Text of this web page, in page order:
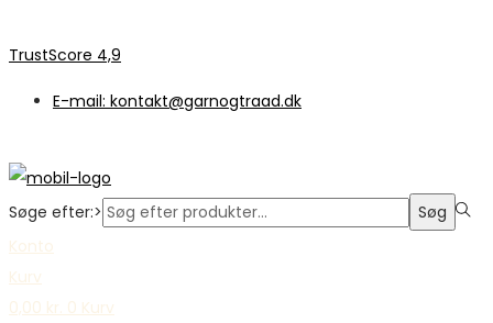
TrustScore 4,9
E-mail: kontakt@garnogtraad.dk
Søge efter:>
Søg
Konto
Kurv
0,00 kr. 0 Kurv